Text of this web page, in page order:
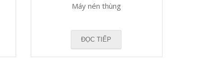
Máy nén thùng
ĐỌC TIẾP